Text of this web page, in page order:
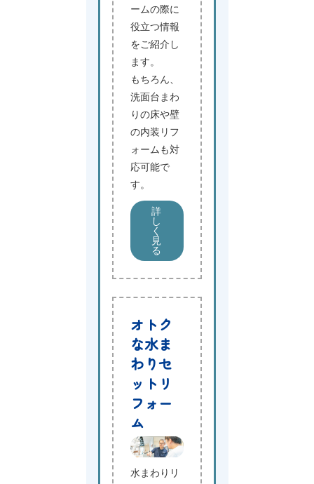
ームの際に
役立つ情報
をご紹介し
ます。
もちろん、
洗面台まわ
りの床や壁
の内装リフ
ォームも対
応可能で
す。
詳
し
く
見
る
オトク
な水ま
わりセ
ットリ
フォー
ム
水まわりリ